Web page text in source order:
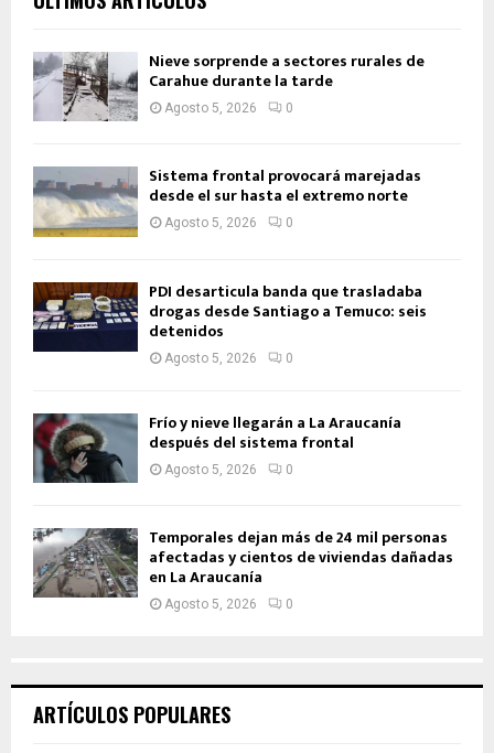
Nieve sorprende a sectores rurales de
Carahue durante la tarde
Agosto 5, 2026 0
Sistema frontal provocará marejadas
desde el sur hasta el extremo norte
Agosto 5, 2026 0
PDI desarticula banda que trasladaba
drogas desde Santiago a Temuco: seis
detenidos
Agosto 5, 2026 0
Frío y nieve llegarán a La Araucanía
después del sistema frontal
Agosto 5, 2026 0
Temporales dejan más de 24 mil personas
afectadas y cientos de viviendas dañadas
en La Araucanía
Agosto 5, 2026 0
ARTÍCULOS POPULARES